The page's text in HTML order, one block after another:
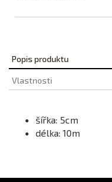
Popis produktu
Vlastnosti
šířka: 5cm
délka: 10m